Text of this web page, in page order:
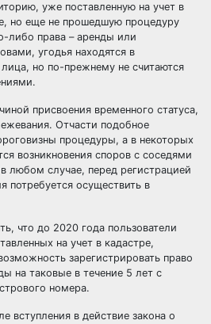
уже поставленную на учет в
но еще не прошедшую процедуру
либо права – аренды или
угодья находятся в
лица, но по-прежнему не считаются
присвоения временного статуса,
Отчасти подобное
процедуры, а в некоторых
возникновения споров с соседями
любом случае, перед регистрацией
потребуется осуществить в
что до 2020 года пользователи
на учет в кадастре,
зарегистрировать право
на таковые в течение 5 лет с
номера.
вступления в действие закона о